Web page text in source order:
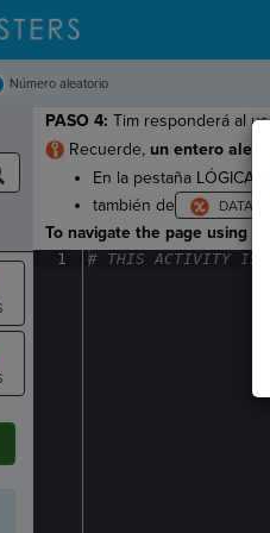
Número aleatorio
PASO 4: Tim responderá al
Recuerde, un entero
En la pestaña LÓGICA,
también de
To navigate the page using
1 #· THIS ·ACTIVITY· IS